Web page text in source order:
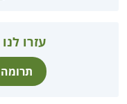
עזרו
תרומה